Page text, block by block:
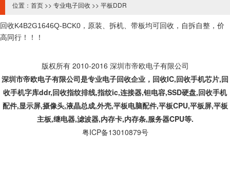
位置： 首页 >> 专业电子回收 >> 平板DDR
回收K4B2G1646Q-BCK0， 原装、拆机、带板均可回收，自拆自整，价
高同行！！！
版权所有 2010-2016 深圳市帝欧电子有限公司
深圳市帝欧电子有限公司是专业电子回收企业，回收IC,回收手机芯片,回
收手机字库ddr,回收指纹排线,指纹ic,连接器,钽电容,SSD硬盘,回收手机
配件,显示屏,摄像头,液晶总成,外壳,平板电脑配件,平板CPU,平板屏,平板
主板,继电器,滤波器,内存卡,内存条,服务器CPU等.
粤ICP备13010879号